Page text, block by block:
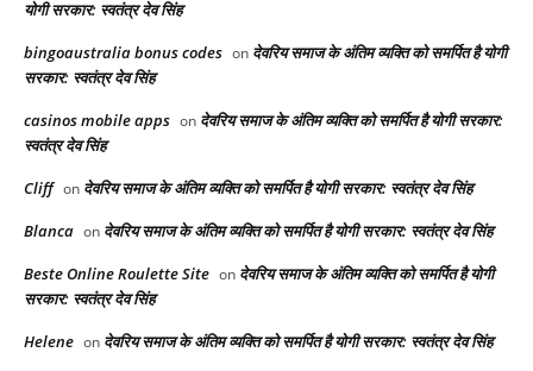
योगी सरकार: स्वतंत्र देव सिंह
bingoaustralia bonus codes on देवरिय समाज के अंतिम व्यक्ति को समर्पित है योगी
सरकार: स्वतंत्र देव सिंह
casinos mobile apps on देवरिय समाज के अंतिम व्यक्ति को समर्पित है योगी सरकार:
स्वतंत्र देव सिंह
Cliff on देवरिय समाज के अंतिम व्यक्ति को समर्पित है योगी सरकार: स्वतंत्र देव सिंह
Blanca on देवरिय समाज के अंतिम व्यक्ति को समर्पित है योगी सरकार: स्वतंत्र देव सिंह
Beste Online Roulette Site on देवरिय समाज के अंतिम व्यक्ति को समर्पित है योगी
सरकार: स्वतंत्र देव सिंह
Helene on देवरिय समाज के अंतिम व्यक्ति को समर्पित है योगी सरकार: स्वतंत्र देव सिंह